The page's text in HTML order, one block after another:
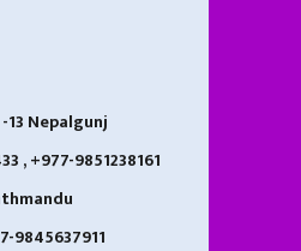
13 Nepalgunj
, +977-9851238161
9845637911